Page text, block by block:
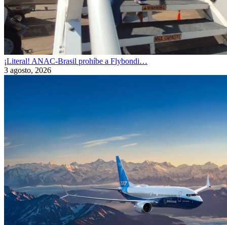
¡Literal! ANAC-Brasil prohíbe a Flybondi…
3 agosto, 2026